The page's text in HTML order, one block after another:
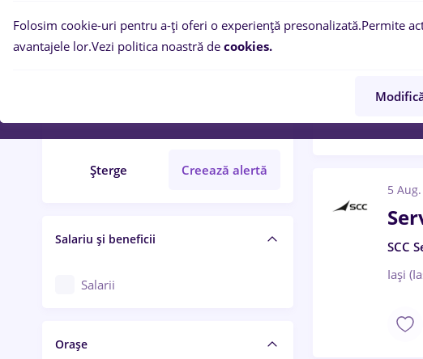
Filtre
Șterge Creează alertă
Salariu și beneficii
Salarii
Orașe
5
SCC
Iași
Folosim cookie-uri pentru a-ți oferi o experiență presonalizată.Permite
avantajele lor.Vezi politica noastră de cookies.